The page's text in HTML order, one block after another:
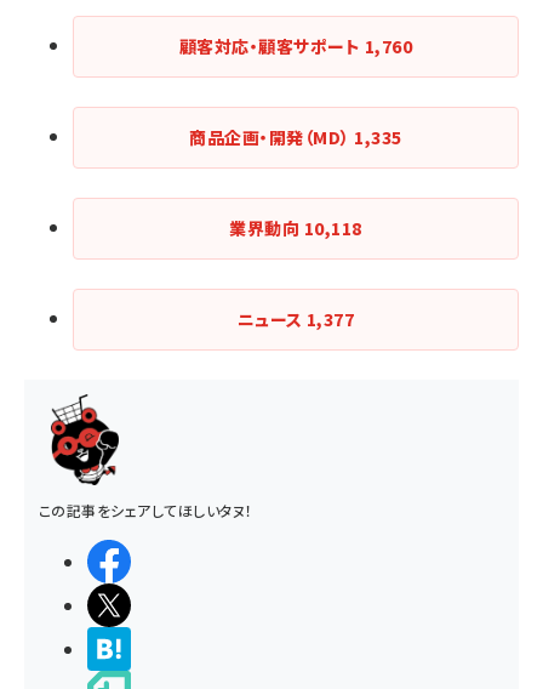
顧客対応・顧客サポート 1,760
商品企画・開発（MD） 1,335
業界動向 10,118
ニュース 1,377
この記事をシェアしてほしいタヌ！